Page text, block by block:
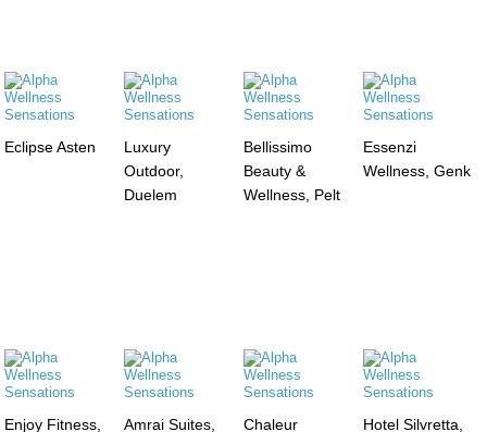
Eclipse Asten
Luxury
Outdoor,
Duelem
Bellissimo
Beauty &
Wellness, Pelt
Essenzi
Wellness, Genk
Enjoy Fitness, Amrai Suites, Chaleur Hotel Silvretta,